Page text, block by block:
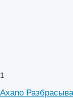
1
Axano